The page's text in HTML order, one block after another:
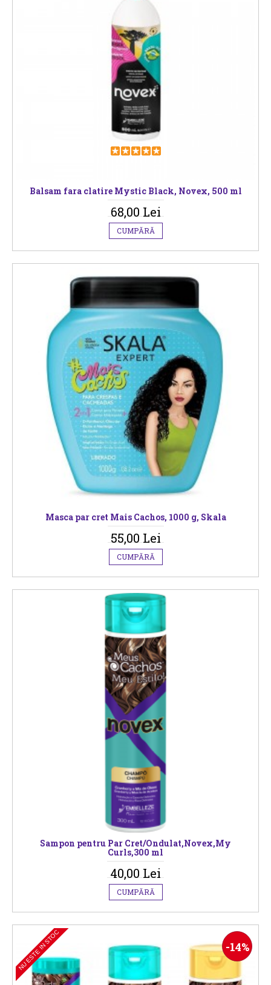
Balsam fara clatire Mystic Black, Novex, 500 ml
68,00 Lei
CUMPĂRĂ
Masca par cret Mais Cachos, 1000 g, Skala
55,00 Lei
CUMPĂRĂ
Sampon pentru Par Cret/Ondulat,Novex,My
Curls,300 ml
40,00 Lei
CUMPĂRĂ
-14%
NU ESTE IN STOC